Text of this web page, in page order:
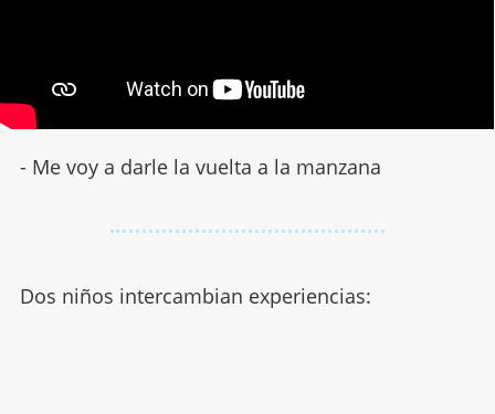
- Me voy a darle la vuelta a la manzana
Dos niños intercambian experiencias: